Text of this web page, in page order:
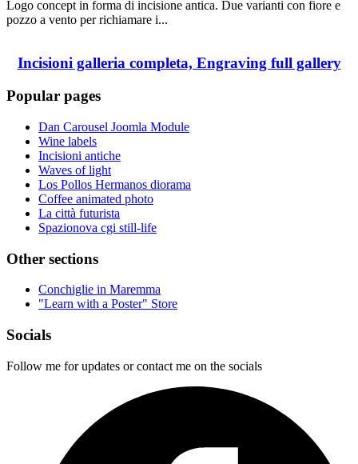
Logo concept in forma di incisione antica. Due varianti con fiore e
pozzo a vento per richiamare i...
Incisioni galleria completa, Engraving full gallery
Popular pages
Dan Carousel Joomla Module
Wine labels
Incisioni antiche
Waves of light
Los Pollos Hermanos diorama
Coffee animated photo
La città futurista
Spazionova cgi still-life
Other sections
Conchiglie in Maremma
"Learn with a Poster" Store
Socials
Follow me for updates or contact me on the socials